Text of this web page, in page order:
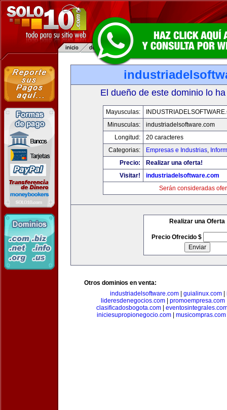
El dueño de este dominio lo
Mayusculas:
Minusculas:
industriadelsoftware.com
Longitud:
20 caracteres
Categorias:
Empresas e Industrias,
Precio:
Realizar una oferta!
Visitar!
industriadelsoftware.com
Serán consideradas
Realizar una Oferta
Precio Ofrecido $
Otros dominios en venta:
industriadelsoftware.com| guialinux.com|
lideresdenegocios.com
promoempresa.com
clasificadosbogota.com
iniciesupropionegocio.com
musicompras.com